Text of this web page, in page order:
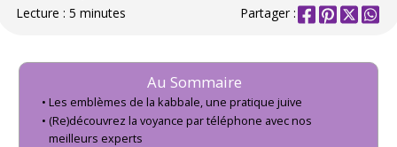
Lecture : 5 minutes Partager :
Au Sommaire
Les emblèmes de la kabbale, une pratique juive
(Re)découvrez la voyance par téléphone avec nos
meilleurs experts